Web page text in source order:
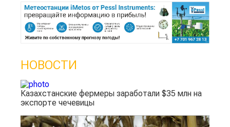
НОВОСТИ
Казахстанские фермеры заработали $35 млн на
экспорте чечевицы